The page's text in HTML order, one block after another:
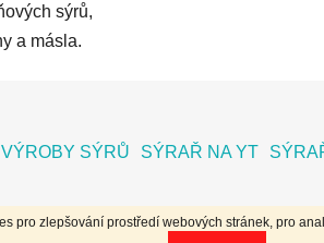
pro zlepšování prostředí webových stránek, pro
sýrů,
a másla.
SÝRŮ SÝRAŘ NA YT